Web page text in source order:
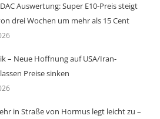
Auswertung: Super E10-Preis steigt
drei Wochen um mehr als 15 Cent
– Neue Hoffnung auf USA/Iran-
Preise sinken
in Straße von Hormus legt leicht zu –